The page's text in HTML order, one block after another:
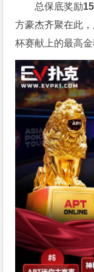
总保底奖励
方豪杰齐聚在此
杯赛献上的最高金